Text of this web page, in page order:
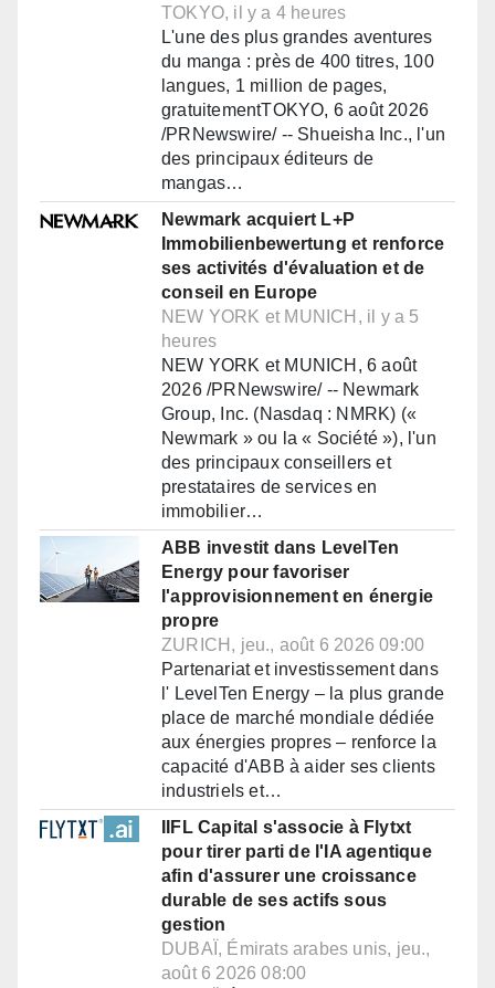
TOKYO, il y a 4 heures
L'une des plus grandes aventures
du manga : près de 400 titres, 100
langues, 1 million de pages,
gratuitementTOKYO, 6 août 2026
/PRNewswire/ -- Shueisha Inc., l'un
des principaux éditeurs de
mangas…
Newmark acquiert L+P
Immobilienbewertung et renforce
ses activités d'évaluation et de
conseil en Europe
NEW YORK et MUNICH, il y a 5
heures
NEW YORK et MUNICH, 6 août
2026 /PRNewswire/ -- Newmark
Group, Inc. (Nasdaq : NMRK) («
Newmark » ou la « Société »), l'un
des principaux conseillers et
prestataires de services en
immobilier…
ABB investit dans LevelTen
Energy pour favoriser
l'approvisionnement en énergie
propre
ZURICH, jeu., août 6 2026 09:00
Partenariat et investissement dans
l' LevelTen Energy – la plus grande
place de marché mondiale dédiée
aux énergies propres – renforce la
capacité d'ABB à aider ses clients
industriels et…
IIFL Capital s'associe à Flytxt
pour tirer parti de l'IA agentique
afin d'assurer une croissance
durable de ses actifs sous
gestion
DUBAÏ, Émirats arabes unis, jeu.,
août 6 2026 08:00